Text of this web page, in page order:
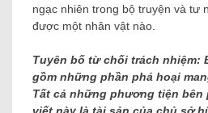
ngạc nhiên trong bộ truyện và tư
được một nhân vật nào.
Tuyên bố từ chối trách nhiệm:
gồm những phần phá hoại
Tất cả những phương tiện bên